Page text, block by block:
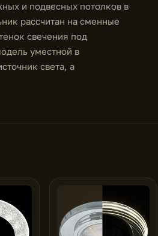
и подвесных потолков в
рассчитан на сменные
свечения под
уместной в
света, а